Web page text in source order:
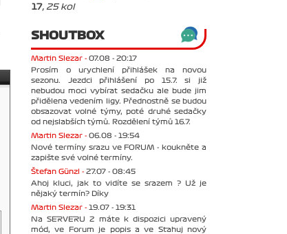
17, 25 kol
SHOUTBOX
Martin Slezar - 07.08 - 20:17
Prosím o urychlení přihlášek na novou
sezonu. Jezdci přihlášení po 15.7. si již
nebudou moci vybírat sedačku ale bude jim
přidělena vedením ligy. Přednostně se budou
obsazovat volné týmy, poté druhé sedačky
od nejslabších týmů. Rozdělení týmů 16.7.
Martin Slezar - 06.08 - 19:54
Nové termíny srazu ve FORUM - koukněte a
zapište své volné termíny.
Štefan Günzl - 27.07 - 08:45
Ahoj kluci, jak to vidíte se srazem ? Už je
nějaký termín? Díky
Martin Slezar - 19.07 - 19:31
Na SERVERU 2 máte k dispozici upravený
mód, ve Forum je popis a ve Stahuj nový